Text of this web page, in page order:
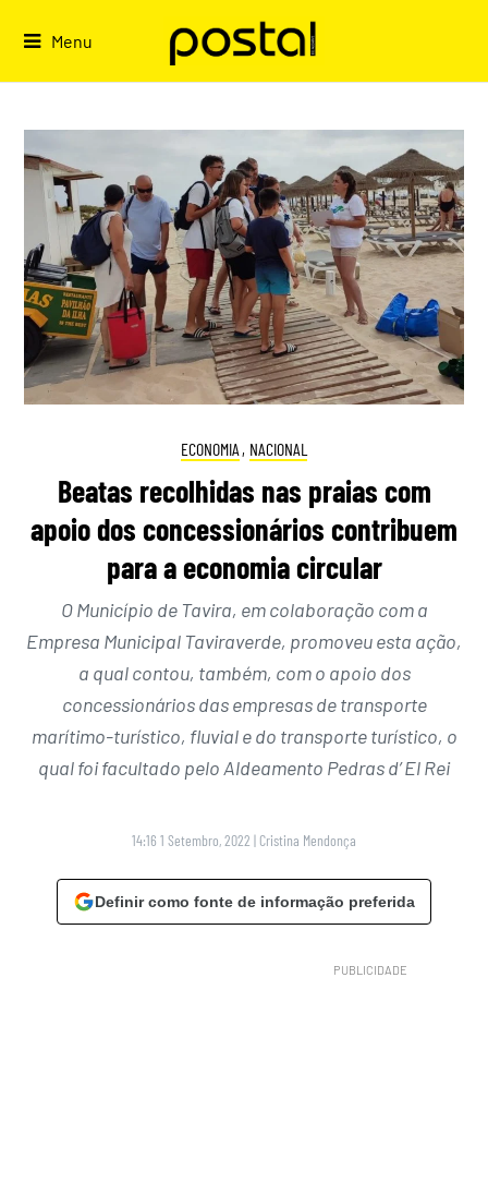
Menu
ECONOMIA , NACIONAL
Beatas recolhidas nas praias com
apoio dos concessionários contribuem
para a economia circular
O Município de Tavira, em colaboração com a
Empresa Municipal Taviraverde, promoveu esta ação,
a qual contou, também, com o apoio dos
concessionários das empresas de transporte
marítimo-turístico, fluvial e do transporte turístico, o
qual foi facultado pelo Aldeamento Pedras d’ El Rei
14:16 1 Setembro, 2022 | Cristina Mendonça
Definir como fonte de informação preferida